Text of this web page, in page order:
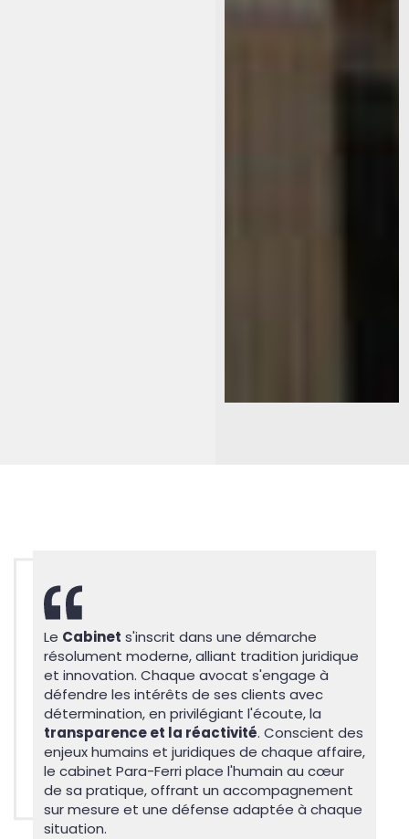
Le Cabinet s'inscrit dans une démarche
résolument moderne, alliant tradition juridique
et innovation. Chaque avocat s'engage à
défendre les intérêts de ses clients avec
détermination, en privilégiant l'écoute, la
transparence et la réactivité. Conscient des
enjeux humains et juridiques de chaque affaire,
le cabinet Para-Ferri place l'humain au cœur
de sa pratique, offrant un accompagnement
sur mesure et une défense adaptée à chaque
situation.